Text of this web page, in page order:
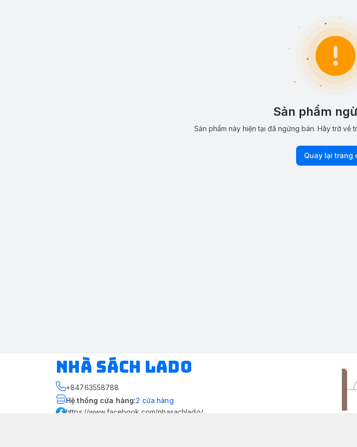
Sản phẩm
Sản phẩm này hiện tại đã ngừng bán. Hãy trở về
Quay lại trang
NHÀ SÁCH LADO
+84763558788
Hệ thống cửa hàng:2 cửa hàng
https://www.facebook.com/nhasachlado/